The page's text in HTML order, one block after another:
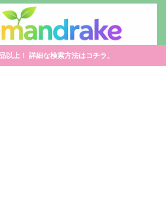
以上！ 詳細な検索方法はコチラ。